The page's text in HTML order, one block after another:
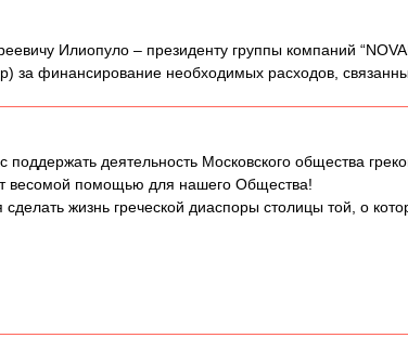
Илиопуло – президенту группы компаний
за финансирование необходимых расходов,
деятельность Московского общества
весомой помощью для нашего Общества!
жизнь греческой диаспоры столицы той, о